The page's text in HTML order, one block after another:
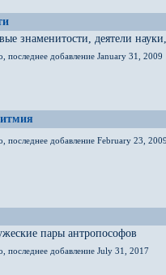
знаменитости, деятели
последнее добавление January 31, 2009
последнее добавление February 23, 2009
пары антропософов
последнее добавление July 31, 2017